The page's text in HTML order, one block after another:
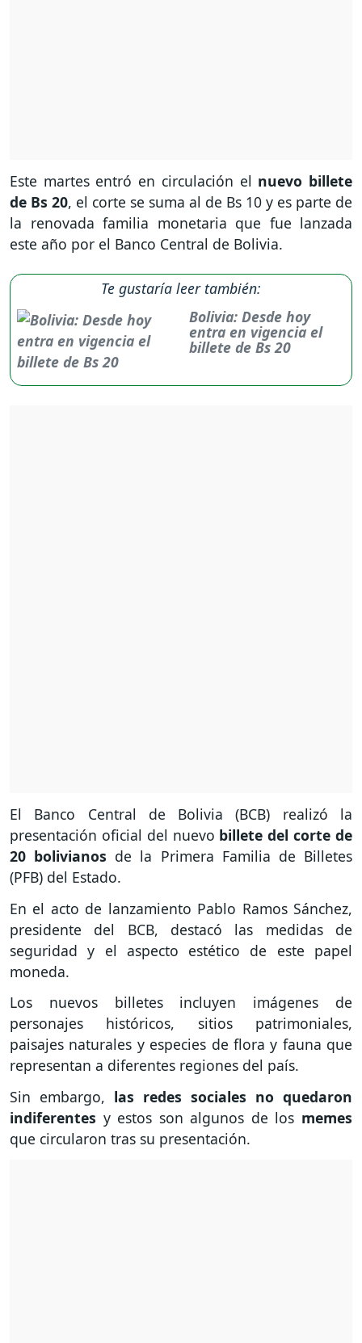
Este martes entró en circulación el nuevo billete
de Bs 20, el corte se suma al de Bs 10 y es parte de
la renovada familia monetaria que fue lanzada
este año por el Banco Central de Bolivia.
Te gustaría leer también:
Bolivia: Desde hoy
entra en vigencia el
billete de Bs 20
El Banco Central de Bolivia (BCB) realizó la
presentación oficial del nuevo billete del corte de
20 bolivianos de la Primera Familia de Billetes
(PFB) del Estado.
En el acto de lanzamiento Pablo Ramos Sánchez,
presidente del BCB, destacó las medidas de
seguridad y el aspecto estético de este papel
moneda.
Los nuevos billetes incluyen imágenes de
personajes históricos, sitios patrimoniales,
paisajes naturales y especies de flora y fauna que
representan a diferentes regiones del país.
Sin embargo, las redes sociales no quedaron
indiferentes y estos son algunos de los memes
que circularon tras su presentación.